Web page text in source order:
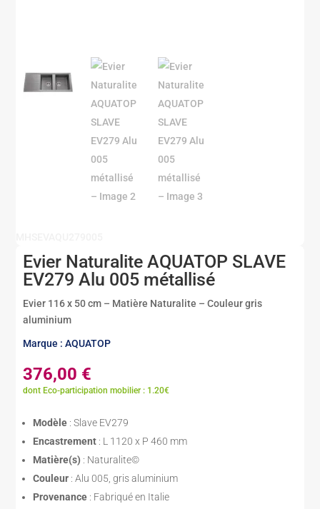
Evier Naturalite AQUATOP SLAVE
EV279 Alu 005 métallisé
Evier 116 x 50 cm – Matière Naturalite – Couleur gris
aluminium
Marque : AQUATOP
376,00 €
dont Eco-participation mobilier : 1.20€
Modèle : Slave EV279
Encastrement : L 1120 x P 460 mm
Matière(s) : Naturalite©
Couleur : Alu 005, gris aluminium
Provenance : Fabriqué en Italie